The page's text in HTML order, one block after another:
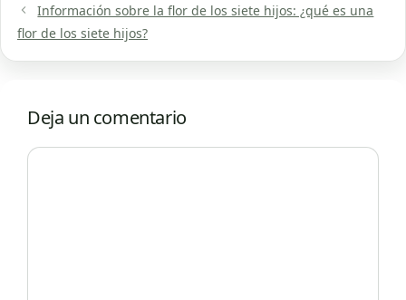
Información sobre la flor de los siete hijos: ¿qué es una
flor de los siete hijos?
Deja un comentario
Comentario